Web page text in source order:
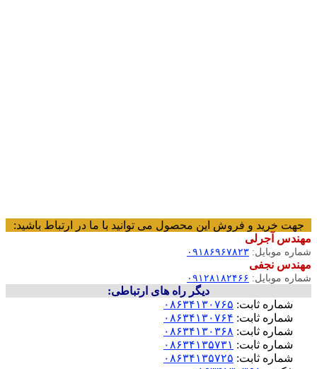
جهت خرید و فروش این محصول می توانید با ما در ارتباط باشید:
مهندس آجرلی
شماره موبایل: ۰۹۱۸۶۹۶۷۸۲۳
مهندس نجفی
شماره موبایل: ۰۹۱۲۸۱۸۲۴۶۶
دیگر راه های ارتباطی:
شماره ثابت: ۰۸۶۳۴۱۳۰۷۶۵
شماره ثابت: ۰۸۶۳۴۱۳۰۷۶۴
شماره ثابت: ۰۸۶۳۴۱۳۰۳۶۸
شماره ثابت: ۰۸۶۳۴۱۳۵۷۳۱
شماره ثابت: ۰۸۶۳۴۱۳۵۷۲۵